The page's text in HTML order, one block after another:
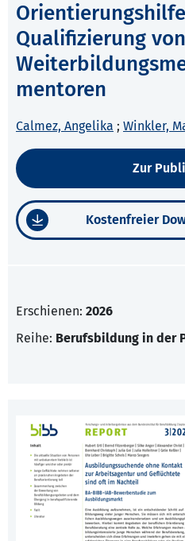
Qualifizierung von
mentoren
Calmez, Angelika ; Winkler,
Zur
Kostenfreier
Erschienen: 2026
Reihe: Berufsbildung in der